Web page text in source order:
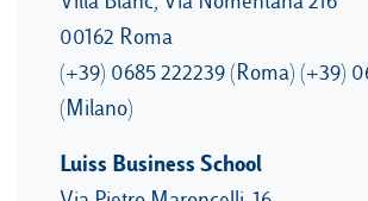
00162 Roma
(+39) 0685 222239 (Roma) (+39)
(Milano)
Luiss Business School